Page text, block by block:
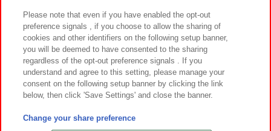
カスタマーハラスメント対応方針 よくあるご質問・お問い合わせ
©Bandai Namco Amusement Inc.
©Bandai Namco Amusement Lab Inc.
Please note that even if you have enabled the opt-out
preference signals , if you choose to allow the sharing of
cookies and other identifiers on the following setup banner,
you will be deemed to have consented to the sharing
regardless of the opt-out preference signals . If you
understand and agree to this setting, please manage your
consent on the following setup banner by clicking the link
below, then click 'Save Settings' and close the banner.
Change your share preference